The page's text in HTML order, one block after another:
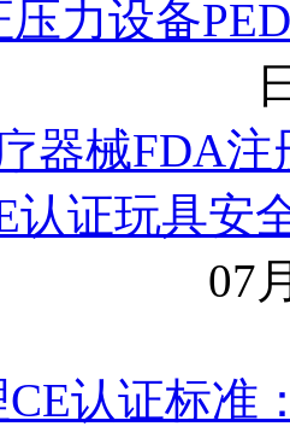
力设备
器械FDA注
认证玩具安
07
认证标准